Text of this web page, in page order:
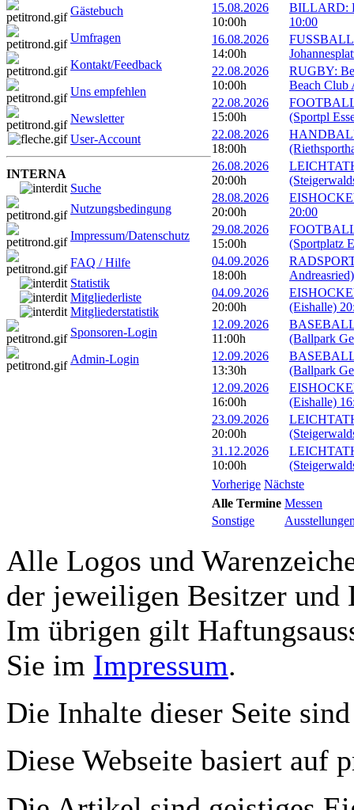
Gästebuch
Umfragen
Kontakt/Feedback
Uns empfehlen
Newsletter
User-Account
INTERNA
Suche
Nutzungsbedingung
Impressum/Datenschutz
FAQ / Hilfe
Statistik
Mitgliederliste
Mitgliederstatistik
Sponsoren-Login
Admin-Login
15.08.2026
10:00h
BILLARD:
10:00
16.08.2026
14:00h
22.08.2026
10:00h
RUGBY:
Beach Club
22.08.2026
15:00h
(Sportpl
22.08.2026
18:00h
26.08.2026
20:00h
28.08.2026
20:00h
20:00
29.08.2026
15:00h
(Sportplatz
04.09.2026
18:00h
04.09.2026
20:00h
(Eishalle)
12.09.2026
11:00h
(Ballpark
12.09.2026
13:30h
(Ballpark
12.09.2026
16:00h
(Eishalle)
23.09.2026
20:00h
31.12.2026
10:00h
Vorherige Nächste
Alle Termine Messen
Sonstige
Alle Logos und
der jeweiligen Besitzer und
Im übrigen gilt
Sie im Impressum.
Die Inhalte dieser Seite
Diese Webseite basiert auf